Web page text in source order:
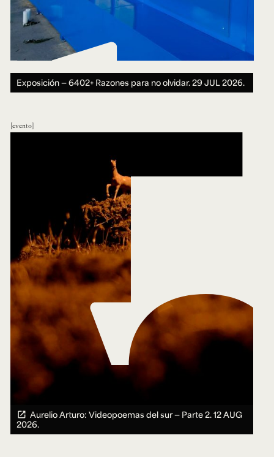
Exposición — 6402+ Razones para no olvidar.29 JUL 2026.
evento
Aurelio Arturo: Videopoemas del sur — Parte 2.12 AUG
2026.